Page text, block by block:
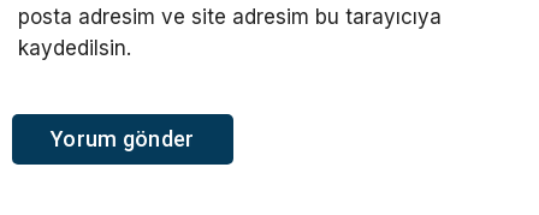
posta adresim ve site adresim bu tarayıcıya
kaydedilsin.